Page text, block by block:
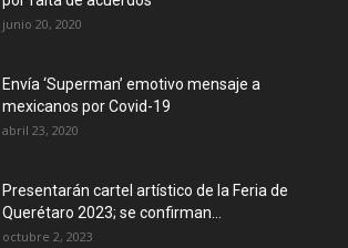
junio 20, 2020
Envía ‘Superman’ emotivo mensaje a
mexicanos por Covid-19
abril 23, 2020
Presentarán cartel artístico de la Feria de
Querétaro 2023; se confirman...
octubre 2, 2023